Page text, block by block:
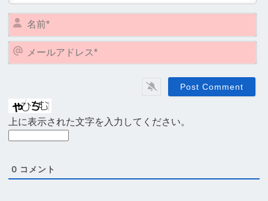
*メ
上に表示された文字を入力してください。
0 コメント